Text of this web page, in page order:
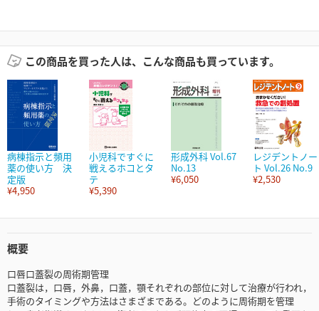
この商品を買った人は、こんな商品も買っています。
病棟指示と頻用
薬の使い方 決
定版
¥4,950
小児科ですぐに
戦えるホコとタ
テ
¥5,390
形成外科 Vol.67
No.13
¥6,050
レジデントノー
ト Vol.26 No.9
¥2,530
概要
口唇口蓋裂の周術期管理
口蓋裂は，口唇，外鼻，口蓋，顎それぞれの部位に対して治療が行われ，
手術のタイミングや方法はさまざまである。どのように周術期を管理